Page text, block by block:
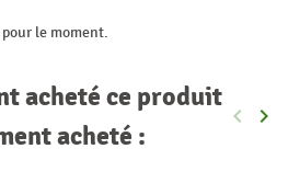
le moment.
acheté ce produit
acheté :
keyboard_arrow_left keyboard_arrow_right